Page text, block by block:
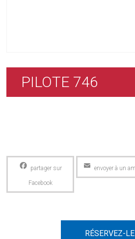
PILOTE 746
Facebook Email
RÉSERVEZ-LE